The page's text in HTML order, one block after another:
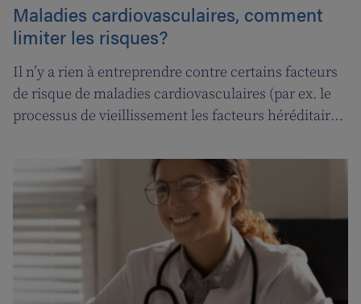
Maladies cardiovasculaires, comment
limiter les risques?
Il n’y a rien à entreprendre contre certains facteurs
de risque de maladies cardiovasculaires (par ex. le
processus de vieillissement les facteurs héréditaires,
efficacement combattus, en adoptant un style de vie
sain.